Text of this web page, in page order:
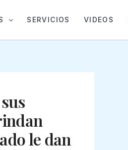
SERVICIOS VIDEOS
le dan